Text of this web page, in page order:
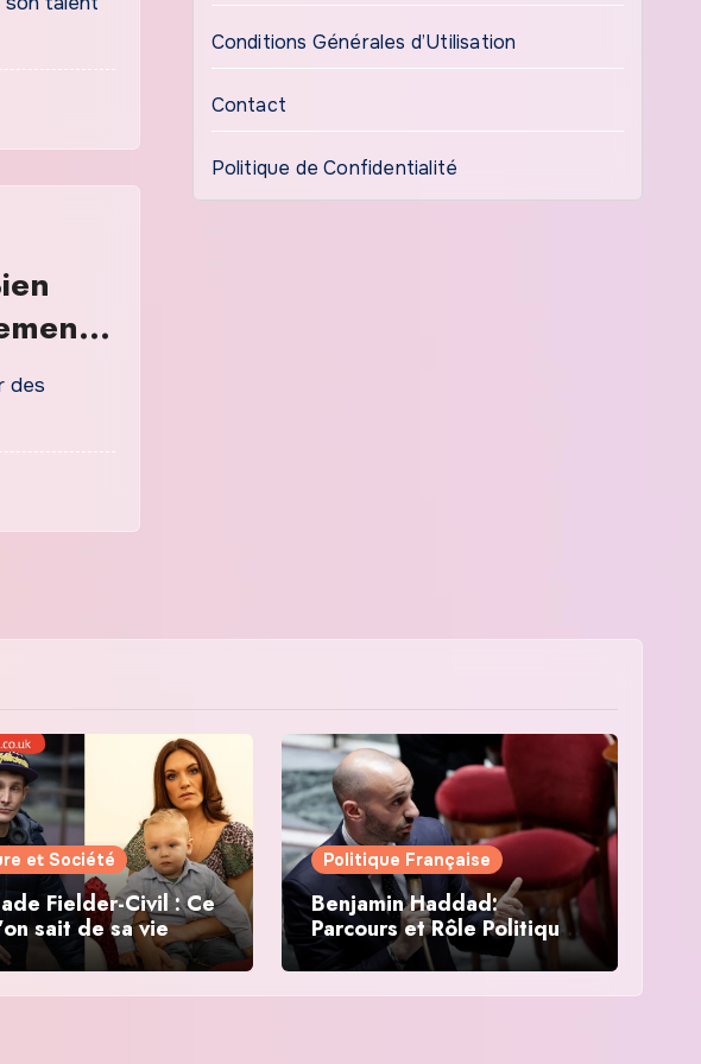
des
Conditions Générales d’Utilisation
Contact
Politique de Confidentialité
et Société
Fielder-Civil : Ce
sait de sa vie
Politique Française
Benjamin Haddad:
Parcours et Rôle Politique
en France